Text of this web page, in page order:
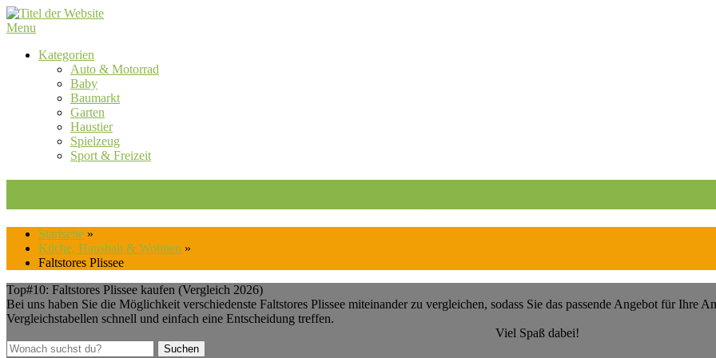
Skip
to
Menu
Kategorien
Auto & Motorrad
Baby
Baumarkt
Garten
Haustier
Spielzeug
Sport & Freizeit
Startseite »
Küche, Haushalt & Wohnen »
Faltstores Plissee
Top#10: Faltstores Plissee kaufen (Vergleich 2026)
Bei uns haben Sie die Möglichkeit verschiedenste Faltstores Plissee miteinander zu vergleichen, sodass Sie das passende Angebot für Ihre
Vergleichstabellen schnell und einfach eine Entscheidung treffen.
Viel Spaß dabei!
Suchen
Suchen